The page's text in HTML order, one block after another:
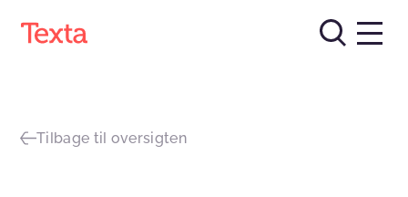
Tilbage til oversigten